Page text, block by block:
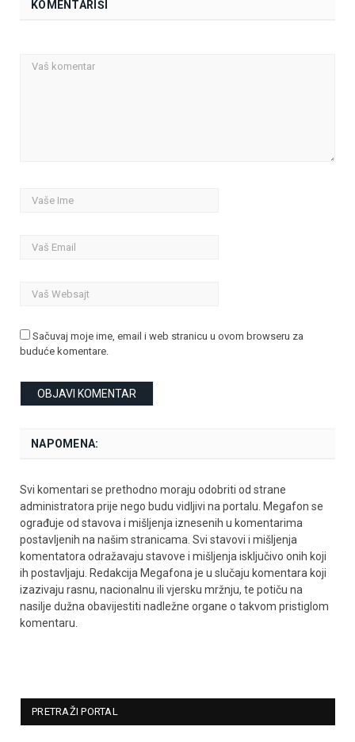
KOMENTARIŠI
Sačuvaj moje ime, email i web stranicu u ovom browseru za
buduće komentare.
NAPOMENA:
Svi komentari se prethodno moraju odobriti od strane
administratora prije nego budu vidljivi na portalu. Megafon se
ograđuje od stavova i mišljenja iznesenih u komentarima
postavljenih na našim stranicama. Svi stavovi i mišljenja
komentatora odražavaju stavove i mišljenja isključivo onih koji
ih postavljaju. Redakcija Megafona je u slučaju komentara koji
izazivaju rasnu, nacionalnu ili vjersku mržnju, te potiču na
nasilje dužna obavijestiti nadležne organe o takvom pristiglom
komentaru.
PRETRAŽI PORTAL